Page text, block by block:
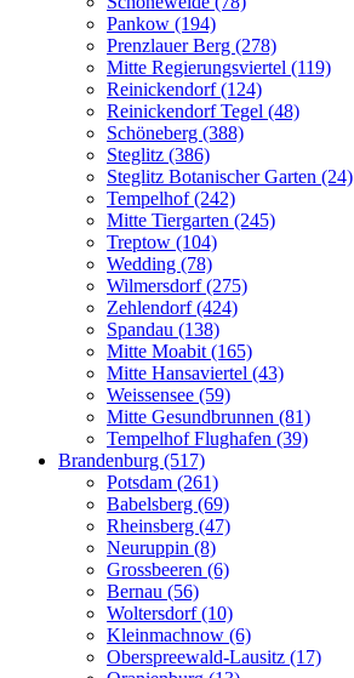
Pankow (194)
Prenzlauer Berg (278)
Mitte Regierungsviertel (119)
Reinickendorf (124)
Reinickendorf Tegel (48)
Schöneberg (388)
Steglitz (386)
Steglitz Botanischer Garten (24)
Tempelhof (242)
Mitte Tiergarten (245)
Treptow (104)
Wedding (78)
Wilmersdorf (275)
Zehlendorf (424)
Spandau (138)
Mitte Moabit (165)
Mitte Hansaviertel (43)
Weissensee (59)
Mitte Gesundbrunnen (81)
Tempelhof Flughafen (39)
Brandenburg (517)
Potsdam (261)
Babelsberg (69)
Rheinsberg (47)
Neuruppin (8)
Grossbeeren (6)
Bernau (56)
Woltersdorf (10)
Kleinmachnow (6)
Oberspreewald-Lausitz (17)